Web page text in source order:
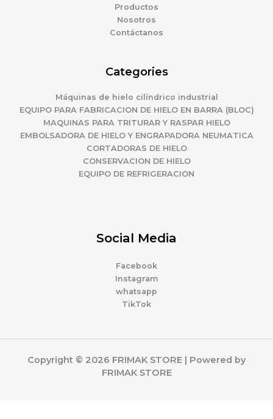
Productos
Nosotros
Contáctanos
Categories
Máquinas de hielo cilíndrico industrial
EQUIPO PARA FABRICACION DE HIELO EN BARRA (BLOC)
MAQUINAS PARA TRITURAR Y RASPAR HIELO
EMBOLSADORA DE HIELO Y ENGRAPADORA NEUMATICA
CORTADORAS DE HIELO
CONSERVACION DE HIELO
EQUIPO DE REFRIGERACION
Social Media
Facebook
Instagram
whatsapp
TikTok
Copyright © 2026 FRIMAK STORE | Powered by
FRIMAK STORE